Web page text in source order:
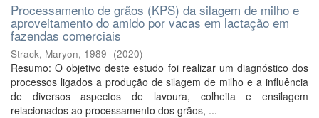
Processamento de grãos (KPS) da silagem de milho e
aproveitamento do amido por vacas em lactação em
fazendas comerciais
Strack, Maryon, 1989- (2020)
Resumo: O objetivo deste estudo foi realizar um diagnóstico dos
processos ligados a produção de silagem de milho e a influência
de diversos aspectos de lavoura, colheita e ensilagem
relacionados ao processamento dos grãos, ...